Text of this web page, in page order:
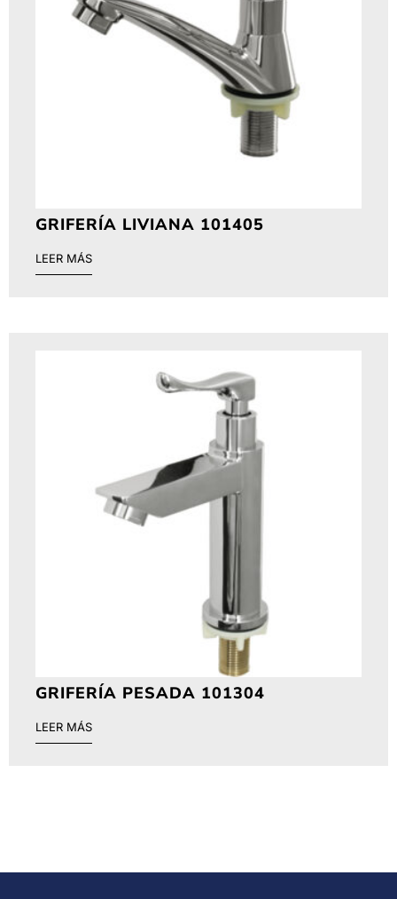
GRIFERÍA LIVIANA 101405
LEER MÁS
GRIFERÍA PESADA 101304
LEER MÁS